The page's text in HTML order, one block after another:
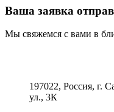
Ваша заявка
Мы свяжемся с вами в
197022, Россия, г.
ул., 3К